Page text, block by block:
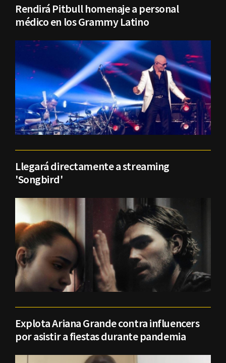
Rendirá Pitbull homenaje a personal
médico en los Grammy Latino
Llegará directamente a streaming
'Songbird'
Explota Ariana Grande contra influencers
por asistir a fiestas durante pandemia